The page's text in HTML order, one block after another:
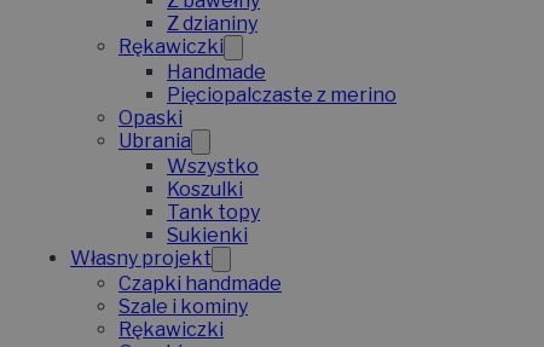
Z dzianiny
Rękawiczki
Handmade
Pięciopalczaste z merino
Opaski
Ubrania
Wszystko
Koszulki
Tank topy
Sukienki
Własny projekt
Czapki handmade
Szale i kominy
Rękawiczki